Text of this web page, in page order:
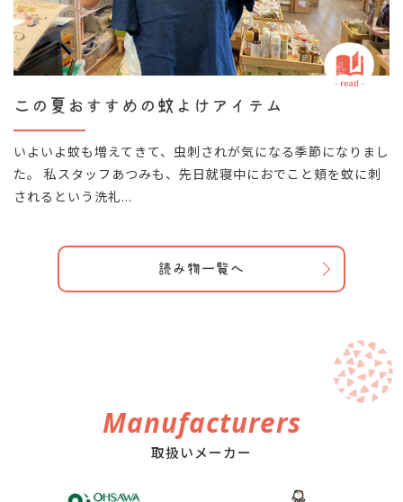
この夏おすすめの蚊よけアイテム
いよいよ蚊も増えてきて、虫刺されが気になる季節になりまし
た。 私スタッフあつみも、先日就寝中におでこと頬を蚊に刺
されるという洗礼...
読み物一覧へ
Manufacturers
取扱いメーカー